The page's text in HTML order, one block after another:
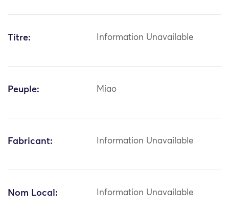
Titre: Information Unavailable
Peuple: Miao
Fabricant: Information Unavailable
Nom Local: Information Unavailable